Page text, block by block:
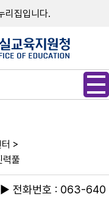
리집입니다.
>
력풀
▶ 전화번호 : 063-640